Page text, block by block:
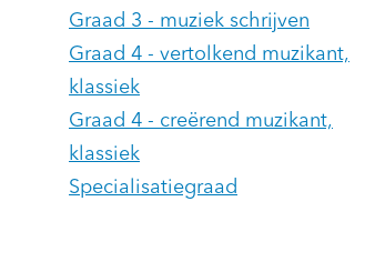
Graad 3 - muziek schrijven
Graad 4 - vertolkend muzikant,
klassiek
Graad 4 - creërend muzikant,
klassiek
Specialisatiegraad